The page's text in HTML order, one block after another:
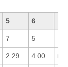
5 6
7 5
2.29 4.00